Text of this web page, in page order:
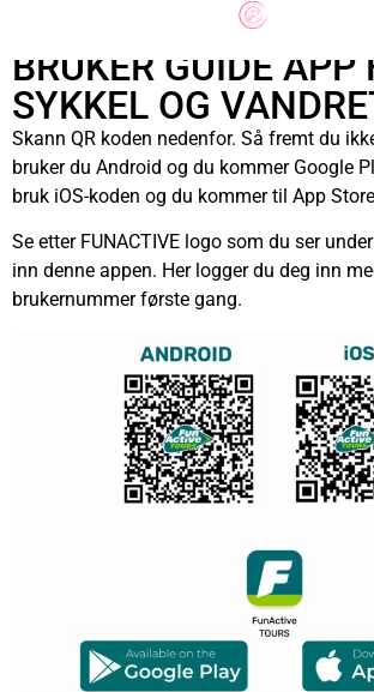
BRUKER GUIDE APP
SYKKEL OG
Skann QR koden nedenfor. Så fremt du
bruker du Android og du kommer Google
bruk iOS-koden og du kommer til App
Se etter FUNACTIVE logo som du ser
inn denne appen. Her logger du deg inn
brukernummer første gang.